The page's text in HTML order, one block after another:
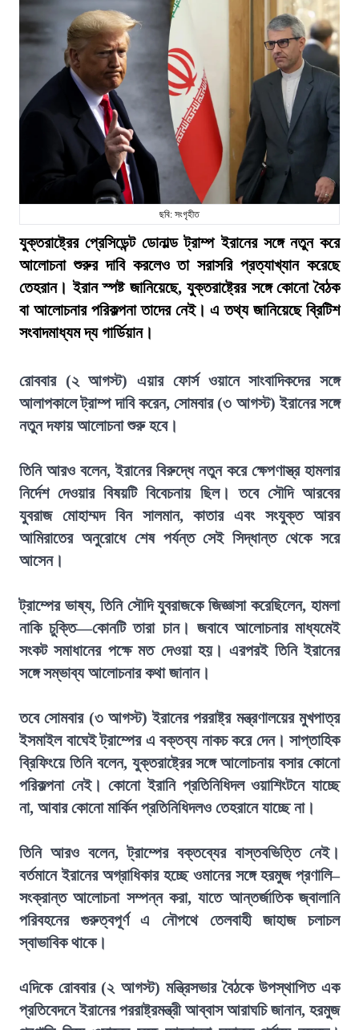
ছবি: সংগৃহীত
যুক্তরাষ্ট্রের প্রেসিডেন্ট ডোনাল্ড ট্রাম্প ইরানের সঙ্গে নতুন করে
আলোচনা শুরুর দাবি করলেও তা সরাসরি প্রত্যাখ্যান করেছে
তেহরান। ইরান স্পষ্ট জানিয়েছে, যুক্তরাষ্ট্রের সঙ্গে কোনো বৈঠক
বা আলোচনার পরিকল্পনা তাদের নেই। এ তথ্য জানিয়েছে ব্রিটিশ
সংবাদমাধ্যম দ্য গার্ডিয়ান।
রোববার (২ আগস্ট) এয়ার ফোর্স ওয়ানে সাংবাদিকদের সঙ্গে
আলাপকালে ট্রাম্প দাবি করেন, সোমবার (৩ আগস্ট) ইরানের সঙ্গে
নতুন দফায় আলোচনা শুরু হবে।
তিনি আরও বলেন, ইরানের বিরুদ্ধে নতুন করে ক্ষেপণাস্ত্র হামলার
নির্দেশ দেওয়ার বিষয়টি বিবেচনায় ছিল। তবে সৌদি আরবের
যুবরাজ মোহাম্মদ বিন সালমান, কাতার এবং সংযুক্ত আরব
আমিরাতের অনুরোধে শেষ পর্যন্ত সেই সিদ্ধান্ত থেকে সরে
আসেন।
ট্রাম্পের ভাষ্য, তিনি সৌদি যুবরাজকে জিজ্ঞাসা করেছিলেন, হামলা
নাকি চুক্তি—কোনটি তারা চান। জবাবে আলোচনার মাধ্যমেই
সংকট সমাধানের পক্ষে মত দেওয়া হয়। এরপরই তিনি ইরানের
সঙ্গে সম্ভাব্য আলোচনার কথা জানান।
তবে সোমবার (৩ আগস্ট) ইরানের পররাষ্ট্র মন্ত্রণালয়ের মুখপাত্র
ইসমাইল বাঘেই ট্রাম্পের এ বক্তব্য নাকচ করে দেন। সাপ্তাহিক
ব্রিফিংয়ে তিনি বলেন, যুক্তরাষ্ট্রের সঙ্গে আলোচনায় বসার কোনো
পরিকল্পনা নেই। কোনো ইরানি প্রতিনিধিদল ওয়াশিংটনে যাচ্ছে
না, আবার কোনো মার্কিন প্রতিনিধিদলও তেহরানে যাচ্ছে না।
তিনি আরও বলেন, ট্রাম্পের বক্তব্যের বাস্তবভিত্তি নেই।
বর্তমানে ইরানের অগ্রাধিকার হচ্ছে ওমানের সঙ্গে হরমুজ প্রণালি–
সংক্রান্ত আলোচনা সম্পন্ন করা, যাতে আন্তর্জাতিক জ্বালানি
পরিবহনের গুরুত্বপূর্ণ এ নৌপথে তেলবাহী জাহাজ চলাচল
স্বাভাবিক থাকে।
এদিকে রোববার (২ আগস্ট) মন্ত্রিসভার বৈঠকে উপস্থাপিত এক
প্রতিবেদনে ইরানের পররাষ্ট্রমন্ত্রী আব্বাস আরাঘচি জানান, হরমুজ